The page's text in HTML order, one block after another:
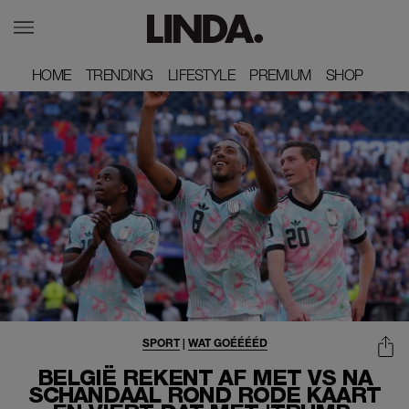
HOME
HOME TRENDING
TRENDING LIFESTYLE
LIFESTYLE PREMIUM
PREMIUM SHOP
SHOP
BELGIË REKENT AF MET VS NA
SCHANDAAL ROND RODE KAART
SPORT| WAT GOÉÉÉÉD